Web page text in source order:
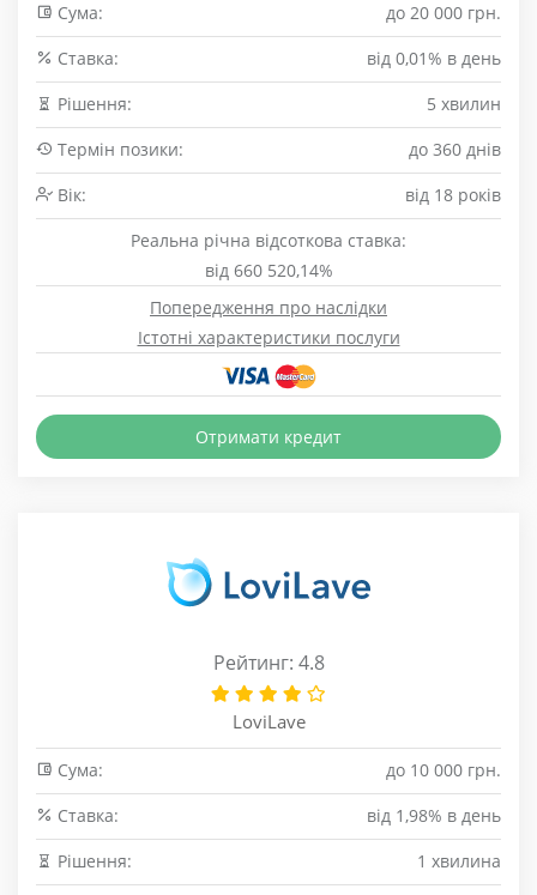
Сума:
до 20 000 грн.
Cтавка:
від 0,01% в день
Рішення:
5 хвилин
Термін позики:
до 360 днів
Вік:
від 18 років
Реальна річна відсоткова ставка:
від 660 520,14%
Попередження про наслідки
Істотні характеристики послуги
Отримати кредит
Рейтинг: 4.8
LoviLave
Сума:
до 10 000 грн.
Cтавка:
від 1,98% в день
Рішення:
1 хвилина